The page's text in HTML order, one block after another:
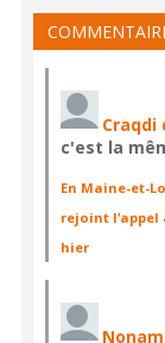
Craqdi
c'est la
En Maine-et-
rejoint l’appel
hier